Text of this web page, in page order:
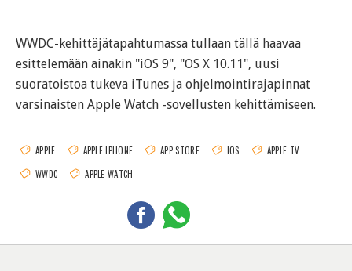
WWDC-kehittäjätapahtumassa tullaan tällä haavaa
esittelemään ainakin "iOS 9", "OS X 10.11", uusi
suoratoistoa tukeva iTunes ja ohjelmointirajapinnat
varsinaisten Apple Watch -sovellusten kehittämiseen.
APPLE APPLE IPHONE APP STORE IOS
APPLE TV
WWDC
APPLE WATCH